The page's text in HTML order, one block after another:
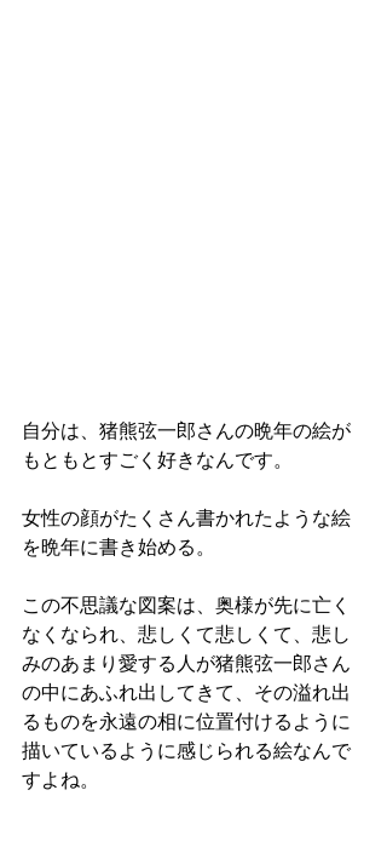
自分は、猪熊弦一郎さんの晩年の絵が
もともとすごく好きなんです。
女性の顔がたくさん書かれたような絵
を晩年に書き始める。
この不思議な図案は、奥様が先に亡く
なくなられ、悲しくて悲しくて、悲し
みのあまり愛する人が猪熊弦一郎さん
の中にあふれ出してきて、その溢れ出
るものを永遠の相に位置付けるように
描いているように感じられる絵なんで
すよね。